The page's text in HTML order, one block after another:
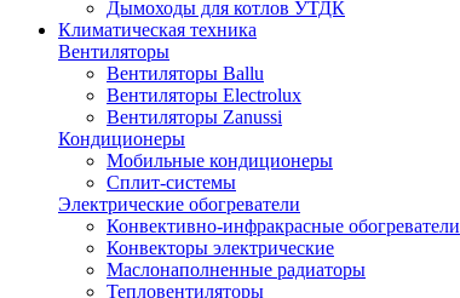
Дымоходы для котлов УТДК
Климатическая техника
Вентиляторы
Вентиляторы Ballu
Вентиляторы Electrolux
Вентиляторы Zanussi
Кондиционеры
Мобильные кондиционеры
Сплит-системы
Электрические обогреватели
Конвективно-инфракрасные обогреватели
Конвекторы электрические
Маслонаполненные радиаторы
Тепловентиляторы